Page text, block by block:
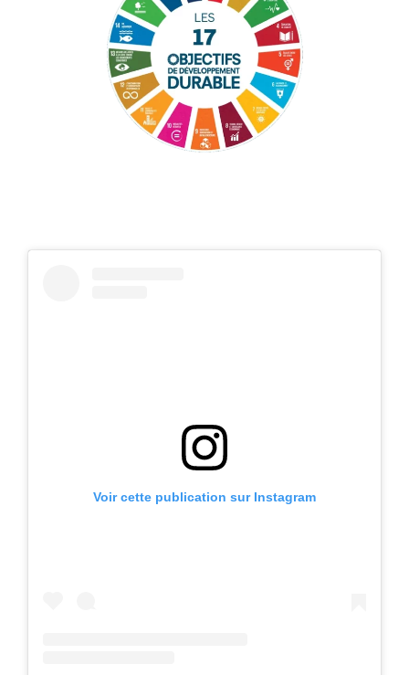
Voir cette publication sur Instagram